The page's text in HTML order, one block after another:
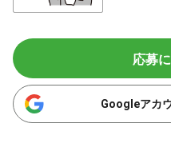
応募
Googleアカ